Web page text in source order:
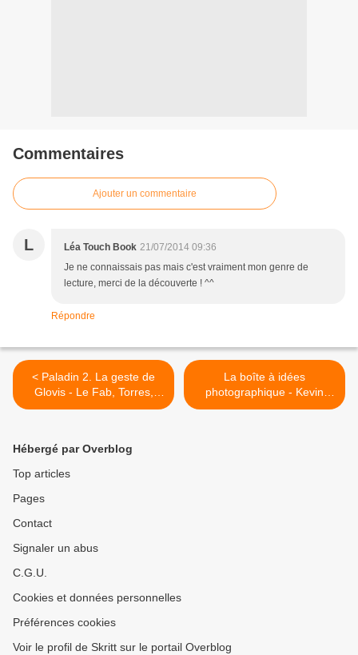
Commentaires
Ajouter un commentaire
L Léa Touch Book 21/07/2014 09:36
Je ne connaissais pas mais c'est vraiment mon genre de
lecture, merci de la découverte ! ^^
Répondre
< Paladin 2. La geste de
Glovis - Le Fab, Torres,
Vigneau et Zaz
La boîte à idées
photographique - Kevin
Meredith >
Hébergé par Overblog
Top articles
Pages
Contact
Signaler un abus
C.G.U.
Cookies et données personnelles
Préférences cookies
Voir le profil de Skritt sur le portail Overblog